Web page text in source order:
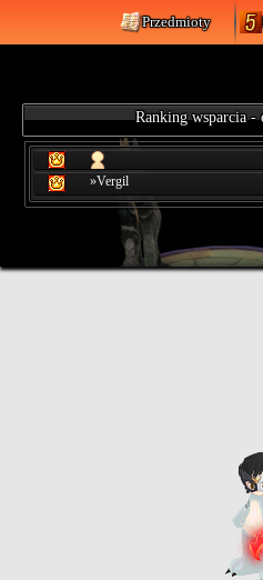
Przedmioty
Ranking wsparcia -
»Vergil